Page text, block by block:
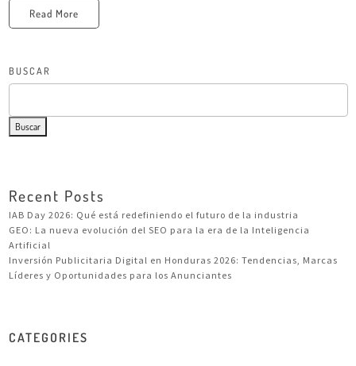
Read More
BUSCAR
Buscar
Recent Posts
IAB Day 2026: Qué está redefiniendo el futuro de la industria
GEO: La nueva evolución del SEO para la era de la Inteligencia
Artificial
Inversión Publicitaria Digital en Honduras 2026: Tendencias, Marcas
Líderes y Oportunidades para los Anunciantes
CATEGORIES